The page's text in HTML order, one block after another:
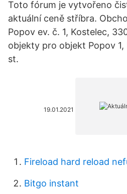
Toto fórum je vytvořeno
aktuální ceně stříbra.
Popov ev. č. 1, Kostelec,
objekty pro objekt Popov 1,
st.
19.01.2021
Fireload hard reload
Bitgo instant